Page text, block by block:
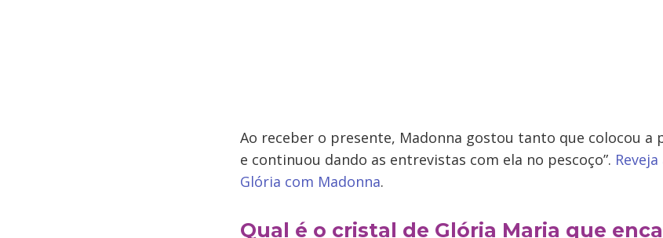
Ao receber o presente, Madonna gostou tanto que colocou a
e continuou dando as entrevistas com ela no pescoço”.
Glória com Madonna.
Qual é o cristal de Glória Maria que